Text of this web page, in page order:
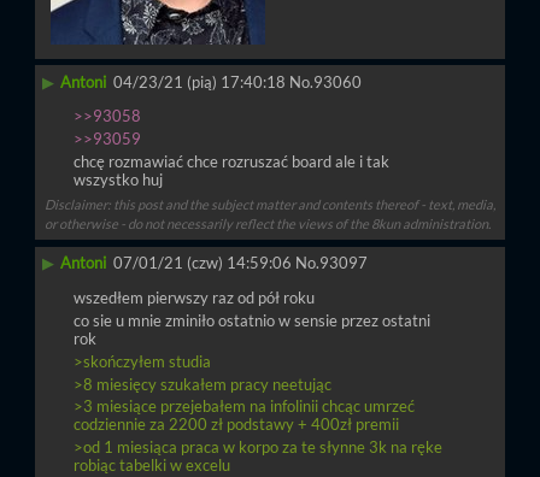
▶ Antoni 04/23/21 (pią) 17:40:18 No.93060
>>93058
>>93059
chcę rozmawiać chce rozruszać board ale i tak
wszystko huj
Disclaimer: this post and the subject matter and contents thereof - text, media,
or otherwise - do not necessarily reflect the views of the 8kun administration.
▶ Antoni 07/01/21 (czw) 14:59:06 No.93097
wszedłem pierwszy raz od pół roku
co sie u mnie zminiło ostatnio w sensie przez ostatni
rok
>skończyłem studia
>8 miesięcy szukałem pracy neetując
>3 miesiące przejebałem na infolinii chcąc umrzeć
codziennie za 2200 zł podstawy + 400zł premii
>od 1 miesiąca praca w korpo za te słynne 3k na ręke
robiąc tabelki w excelu